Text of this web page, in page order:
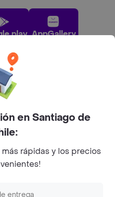
play AppGallery
de ti
en Santiago de
rápidas y los precios